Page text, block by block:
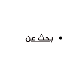
بحث عن